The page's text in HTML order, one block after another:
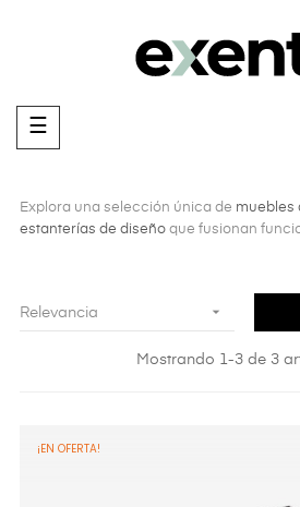
Navegación
de
☰
Explora una selección única de muebles
estanterías de diseño que fusionan
Relevancia 
Mostrando 1-3 de 3
¡EN OFERTA!